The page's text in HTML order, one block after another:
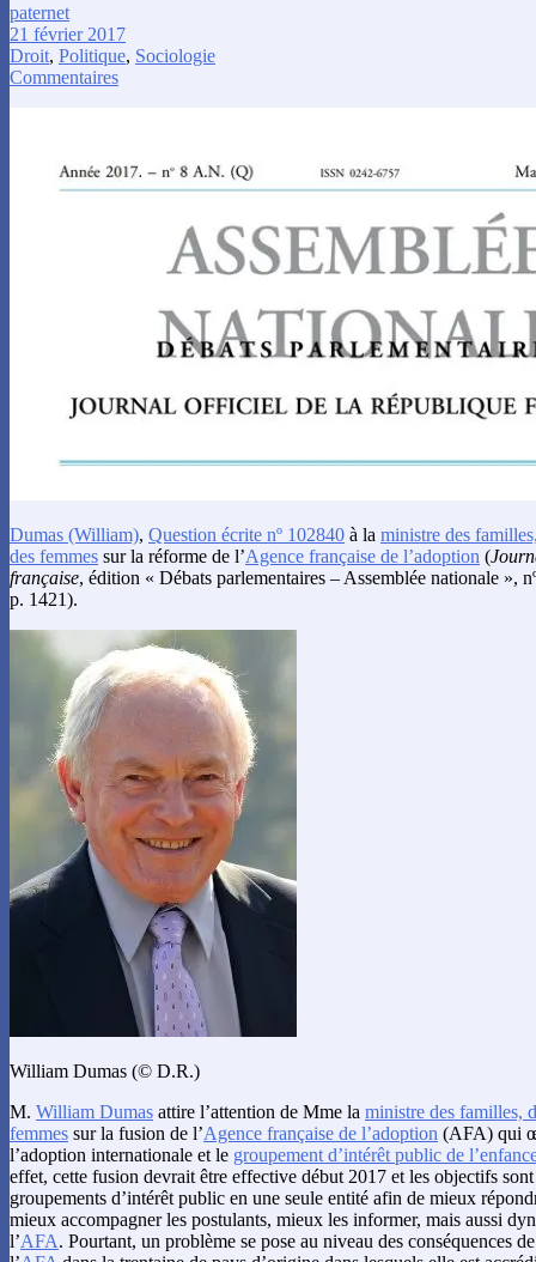
paternet
21 février 2017
Droit, Politique, Sociologie
Commentaires
Dumas (William), Question écrite nº 102840 à la ministre des
des femmes sur la réforme de l’Agence française de l’adoption (
française, édition « Débats parlementaires – Assemblée nationale »,
p. 1421).
William Dumas (© D.R.)
M. William Dumas attire l’attention de Mme la ministre des familles,
femmes sur la fusion de l’Agence française de l’adoption (AFA) qui
l’adoption internationale et le groupement d’intérêt public de
effet, cette fusion devrait être effective début 2017 et les objectifs
groupements d’intérêt public en une seule entité afin de mieux
mieux accompagner les postulants, mieux les informer, mais aussi
l’AFA. Pourtant, un problème se pose au niveau des conséquences